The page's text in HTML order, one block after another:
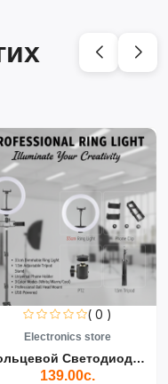
( 0 )
Electronics store
Кольцевой Светодиодный Св...
139.00с.